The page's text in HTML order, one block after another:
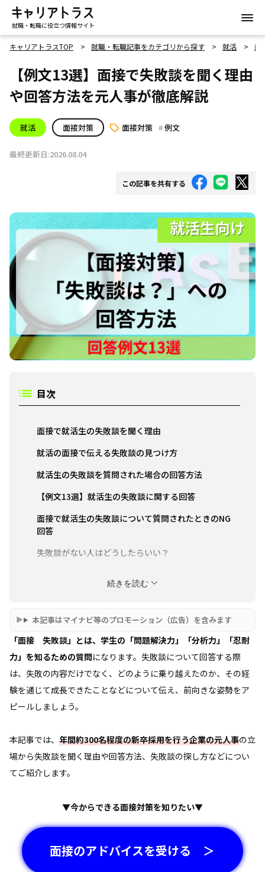
就職・転職に役立つ情報サイト
キャリアトラスTOP 就職・転職記事をカテゴリから探す 就活 面
【例文13選】面接で失敗談を聞く理由
や回答方法を元人事が徹底解説
就活 面接対策 面接対策 例文
最終更新日:2026.08.04
この記事を共有する
目次
面接で就活生の失敗談を聞く理由
就活の面接で伝える失敗談の見つけ方
就活生の失敗談を質問された場合の回答方法
【例文13選】就活生の失敗談に関する回答
面接で就活生の失敗談について質問されたときのNG
回答
失敗談がない人はどうしたらいい？
続きを読む
本記事はマイナビ等のプロモーション（広告）を含みます
「面接 失敗談」とは、学生の「問題解決力」「分析力」「忍耐
力」を知るための質問になります。失敗談について回答する際
は、失敗の内容だけでなく、どのように乗り越えたのか、その経
験を通じて成長できたことなどについて伝え、前向きな姿勢をア
ピールしましょう。
本記事では、 年間約300名程度の新卒採用を行う企業の元人事の立
場から失敗談を聞く理由や回答方法、失敗談の探し方などについ
てご紹介します。
▼今からできる面接対策を知りたい▼
面接のアドバイスを受ける ＞